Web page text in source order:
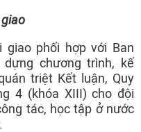
giao phối hợp với Ban
chương trình, kế
triệt Kết luận, Quy
4 (khóa XIII) cho đội
tác, học tập ở nước